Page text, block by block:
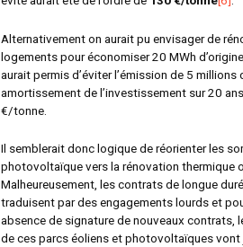
Alternativement on aurait pu envisager de
logements pour économiser 20 MWh
aurait permis d’éviter l’émission de 5
amortissement de l’investissement sur 20
€/tonne.
Il semblerait donc logique de réorienter les
photovoltaïque vers la rénovation thermique
Malheureusement, les contrats de longue
traduisent par des engagements lourds et
absence de signature de nouveaux
de ces parcs éoliens et photovoltaïques